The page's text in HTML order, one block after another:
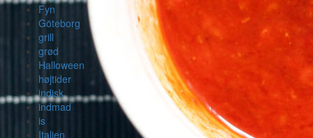
Fyn
Göteborg
grill
grød
Halloween
højtider
indisk
indmad
is
Italien